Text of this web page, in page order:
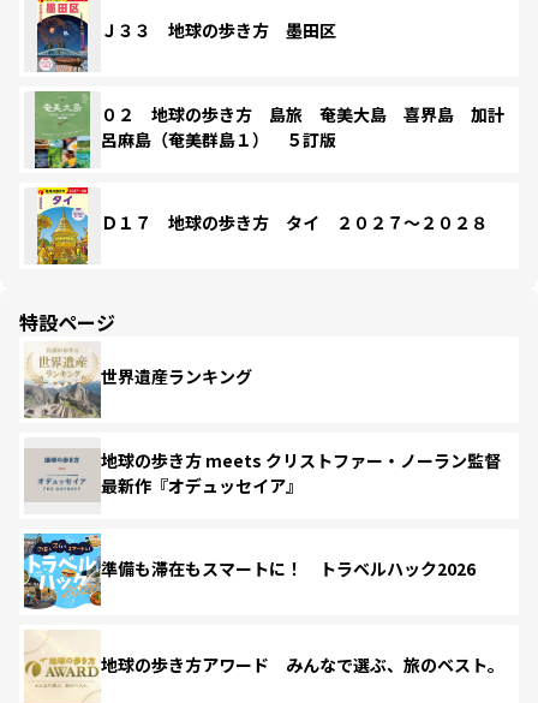
Ｊ３３ 地球の歩き方 墨田区
０２ 地球の歩き方 島旅 奄美大島 喜界島 加計
呂麻島（奄美群島１） ５訂版
Ｄ１７ 地球の歩き方 タイ ２０２７～２０２８
特設ページ
世界遺産ランキング
地球の歩き方 meets クリストファー・ノーラン監督
最新作『オデュッセイア』
準備も滞在もスマートに！ トラベルハック2026
地球の歩き方アワード みんなで選ぶ、旅のベスト。